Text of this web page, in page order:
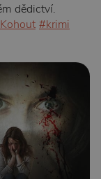
dědictví.
#krimi